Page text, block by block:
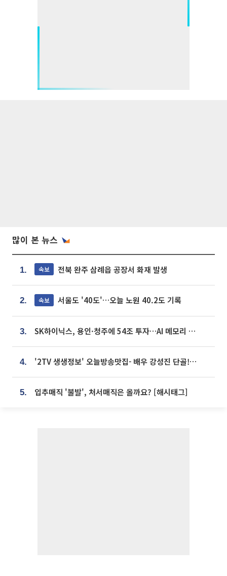
많이 본 뉴스
1. 속보 전북 완주 삼례읍 공장서 화재 발생
2. 속보 서울도 '40도'…오늘 노원 40.2도 기록
3. SK하이닉스, 용인·청주에 54조 투자…AI 메모리 생산기지 키운다
4. '2TV 생생정보' 오늘방송맛집- 배우 강성진 단골! 쌀국수ㆍ푸팟퐁 커리 맛집 '블○○○'
5. 입추매직 '불발', 처서매직은 올까요? [해시태그]